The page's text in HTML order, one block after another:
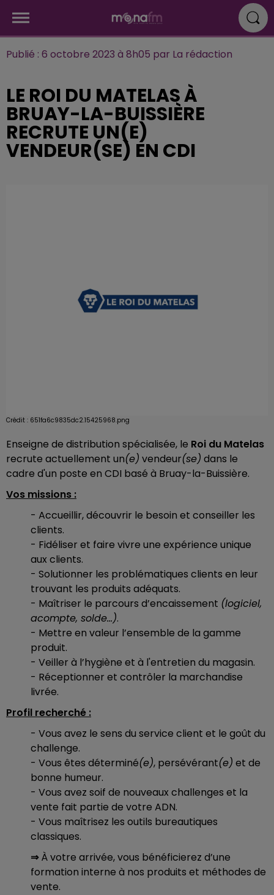
Publié : 6 octobre 2023 à 8h05 par La rédaction
LE ROI DU MATELAS À
BRUAY-LA-BUISSIÈRE
RECRUTE UN(E)
VENDEUR(SE) EN CDI
Crédit : 651fa6c9835dc2.15425968.png
Enseigne de distribution spécialisée, le Roi du Matelas
recrute actuellement un(e) vendeur(se) dans le
cadre d'un poste en CDI basé à Bruay-la-Buissière.
Vos missions :
- Accueillir, découvrir le besoin et conseiller les
clients.
- Fidéliser et faire vivre une expérience unique
aux clients.
- Solutionner les problématiques clients en leur
trouvant les produits adéquats.
- Maîtriser le parcours d’encaissement (logiciel,
acompte, solde…).
- Mettre en valeur l’ensemble de la gamme
produit.
- Veiller à l’hygiène et à l'entretien du magasin.
- Réceptionner et contrôler la marchandise
livrée.
Profil recherché :
- Vous avez le sens du service client et le goût du
challenge.
- Vous êtes déterminé(e), persévérant(e) et de
bonne humeur.
- Vous avez soif de nouveaux challenges et la
vente fait partie de votre ADN.
- Vous maîtrisez les outils bureautiques
classiques.
⇒À votre arrivée, vous bénéficierez d’une
formation interne à nos produits et méthodes de
vente.